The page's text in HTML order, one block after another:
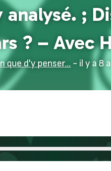
;
? – Avec
que d'y penser... - il y a 8